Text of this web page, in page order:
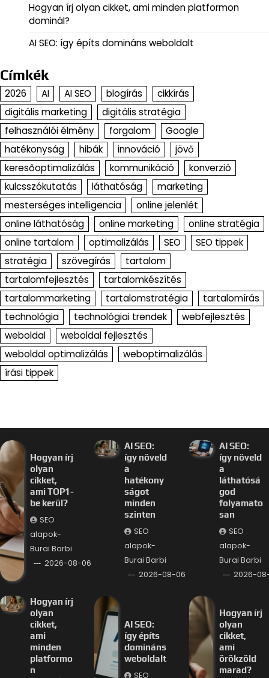
Hogyan írj olyan cikket, ami minden platformon
dominál?
AI SEO: így építs domináns weboldalt
Címkék
2026 AI AI SEO blogírás
cikkírás
digitális marketing
digitális stratégia
felhasználói élmény
forgalom
Google
hatékonyság
hibák innováció
jövő
keresőoptimalizálás
kommunikáció
konverzió
kulcsszókutatás
láthatóság
marketing
mesterséges intelligencia
online jelenlét
online láthatóság
online marketing
online stratégia
online tartalom
optimalizálás SEO
SEO tippek
stratégia
szövegírás
tartalom
tartalomfejlesztés
tartalomkészítés
tartalommarketing
tartalomstratégia
tartalomírás
technológia
technológiai trendek
webfejlesztés
weboldal
weboldal fejlesztés
weboldal optimalizálás
weboptimalizálás
írási tippek
Hogyan írj
olyan
cikket,
ami TOP1-
be kerül?
SEO
alapok-
Burai Barbi
2026-08-06
AI SEO:
így növeld
a
hatékony
ságot
minden
szinten
SEO
alapok-
Burai Barbi
2026-08-06
AI SEO:
így növeld
a
láthatósá
god
folyamato
san
SEO
alapok-
Burai Barbi
2026-
Hogyan írj
olyan
cikket,
ami
minden
platformo
n
AI SEO:
így építs
domináns
weboldalt
SEO
Hogyan írj
olyan
cikket,
ami
örökzöld
marad?